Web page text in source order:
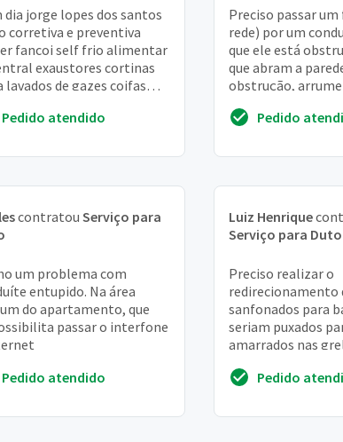
dia jorge lopes dos santos
corretiva e preventiva
fancoi self frio alimentar
exaustores cortinas
lavados de gazes coifas
Pedido atendido
Preciso passar
rede) por um
que ele está
que abram a
obstrução,
dando oPedido
contratou Serviço para
um problema com
entupido. Na área
do apartamento, que
passar o interfone
Pedido atendido
Luiz Henrique
Serviço para Duto
Preciso realizar o
redirecionamento
sanfonados para
seriam puxados
amarrados nas
Pedido